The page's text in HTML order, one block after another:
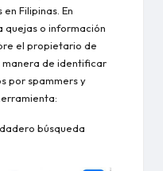
Filipinas. En
quejas o información
el propietario de
manera de identificar
por spammers y
búsqueda